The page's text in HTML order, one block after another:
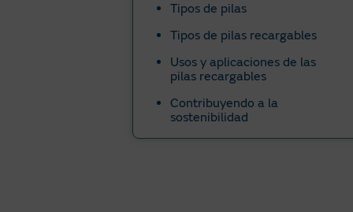
Tipos de pilas
Tipos de pilas recargables
Usos y aplicaciones de las
pilas recargables
Contribuyendo a la
sostenibilidad